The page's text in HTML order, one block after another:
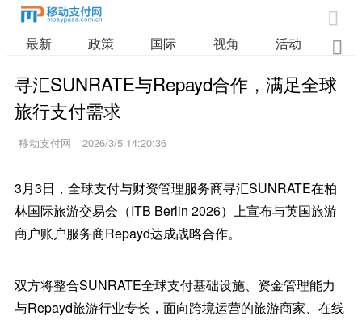

最新 政策 国际 视角 活动 业

寻汇SUNRATE与Repayd合作，满足全球
旅行支付需求
移动支付网 2026/3/5 14:20:36
3月3日，全球支付与财资管理服务商寻汇SUNRATE在柏
林国际旅游交易会（ITB Berlin 2026）上宣布与英国旅游
商户账户服务商Repayd达成战略合作。
双方将整合SUNRATE全球支付基础设施、资金管理能力
与Repayd旅游行业专长，面向跨境运营的旅游商家、在线